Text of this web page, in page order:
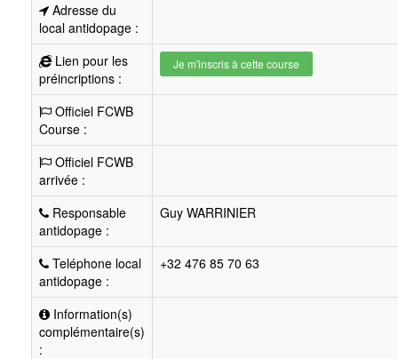
Adresse du
local antidopage :
Lien pour les
préincriptions :
Je m'inscris à cette course
Officiel FCWB
Course :
Officiel FCWB
arrivée :
Responsable
antidopage :
Guy WARRINIER
Teléphone local
antidopage :
+32 476 85 70 63
Information(s)
complémentaire(s)
: